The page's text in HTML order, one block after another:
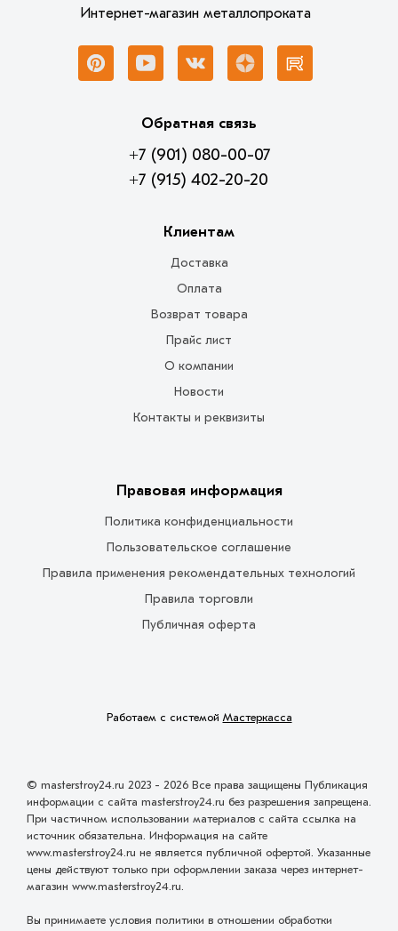
Интернет-магазин металлопроката
Обратная связь
+7 (901) 080-00-07
+7 (915) 402-20-20
Клиентам
Доставка
Оплата
Возврат товара
Прайс лист
О компании
Новости
Контакты и реквизиты
Правовая информация
Политика конфиденциальности
Пользовательское соглашение
Правила применения рекомендательных технологий
Правила торговли
Публичная оферта
Работаем с системой Мастеркасса
© masterstroy24.ru 2023 - 2026 Все права защищены Публикация
информации с сайта masterstroy24.ru без разрешения запрещена.
При частичном использовании материалов с сайта ссылка на
источник обязательна. Информация на сайте
www.masterstroy24.ru не является публичной офертой. Указанные
цены действуют только при оформлении заказа через интернет-
магазин www.masterstroy24.ru.
Вы принимаете условия политики в отношении обработки